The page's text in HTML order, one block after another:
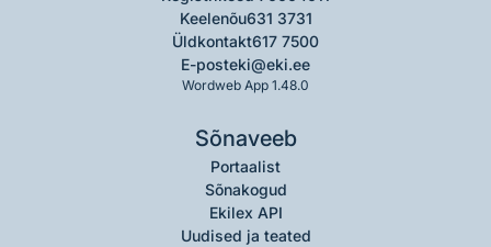
Keelenõu631 3731
Üldkontakt617 7500
E-posteki@eki.ee
Wordweb App 1.48.0
Sõnaveeb
Portaalist
Sõnakogud
Ekilex API
Uudised ja teated